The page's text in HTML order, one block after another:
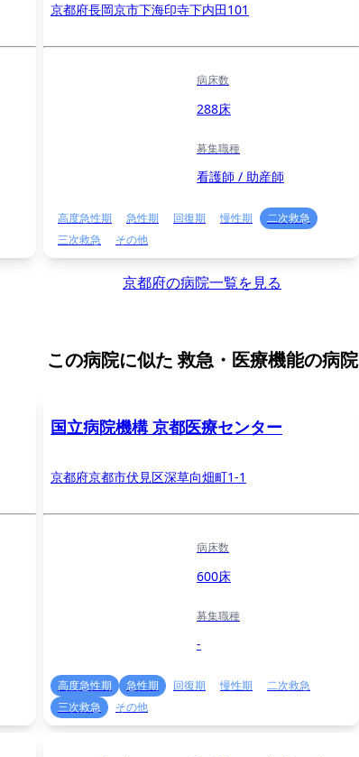
京都府長岡京市下海印寺下内田101
病床数
288床
募集職種
看護師 / 助産師
高度急性期 急性期 回復期 慢性期
二次救急
三次救急
その他
京都府の病院一覧を見る
この病院に似た 救急・医療機能の病院
国立病院機構 京都医療センター
京都府京都市伏見区深草向畑町1-1
病床数
600床
募集職種
-
高度急性期 急性期 回復期 慢性期
二次救急
三次救急
その他